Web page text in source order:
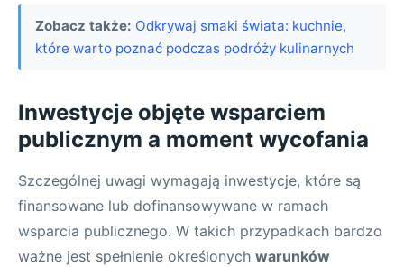
Zobacz także: Odkrywaj smaki świata: kuchnie,
które warto poznać podczas podróży kulinarnych
Inwestycje objęte wsparciem
publicznym a moment wycofania
Szczególnej uwagi wymagają inwestycje, które są
finansowane lub dofinansowywane w ramach
wsparcia publicznego. W takich przypadkach bardzo
ważne jest spełnienie określonych warunków